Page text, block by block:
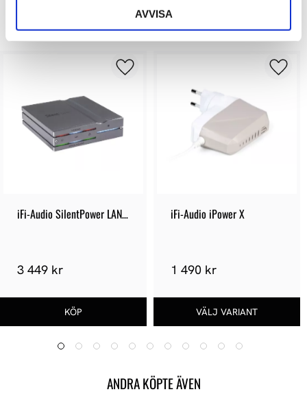
AVVISA
LIKNANDE PRODUKTER
iFi-Audio SilentPower LAN
3 449 kr
iFi-Audio iPower X
1 490 kr
ANDRA KÖPTE ÄVEN